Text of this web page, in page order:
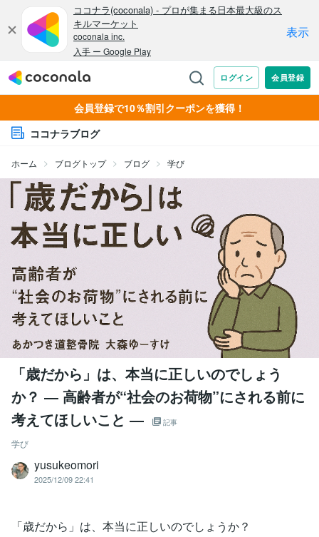
会員登録で10％割引クーポンを獲得！
ココナラブログ
ホーム ブログトップ ブログ 学び
「歳だから」は、本当に正しいのでしょう
か？ ― 高齢者が“社会のお荷物”にされる前に
考えてほしいこと ―
記事
学び
yusukeomori
2025/12/09 22:41
「歳だから」は、本当に正しいのでしょうか？